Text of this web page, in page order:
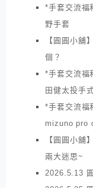
*手套交流福
野手套
【圓圓小舖
個？
*手套交流福
田健太投手
*手套交流福
mizuno pro
【圓圓小舖
兩大迷思~
2026.5.13